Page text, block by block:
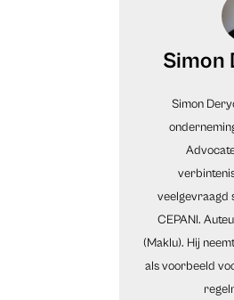
Simon
Simon
veelgevraagd
CEPANI.
(Maklu). Hij
als voorbeeld